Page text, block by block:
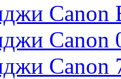
Canon
Canon
Canon